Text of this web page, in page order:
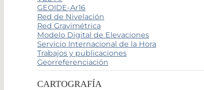
GEOIDE-Ar16
Red de Nivelación
Red Gravimétrica
Modelo Digital de Elevaciones
Servicio Internacional de la Hora
Trabajos y publicaciones
Georreferenciación
CARTOGRAFÍA